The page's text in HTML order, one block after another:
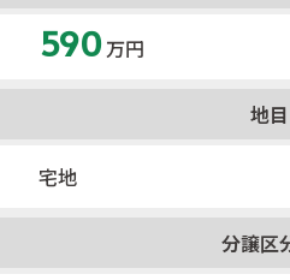
590万円
地目
宅地
分譲区